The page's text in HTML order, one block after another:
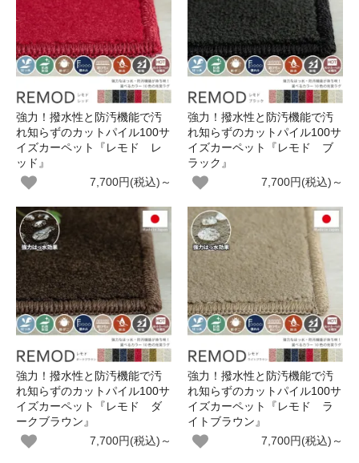
強力！撥水性と防汚機能で汚
れ知らずのカットパイル100サ
イズカーペット『レモド レ
ッド』
7,700円(税込)～
強力！撥水性と防汚機能で汚
れ知らずのカットパイル100サ
イズカーペット『レモド ブ
ラック』
7,700円(税込)～
強力！撥水性と防汚機能で汚
れ知らずのカットパイル100サ
イズカーペット『レモド ダ
ークブラウン』
7,700円(税込)～
強力！撥水性と防汚機能で汚
れ知らずのカットパイル100サ
イズカーペット『レモド ラ
イトブラウン』
7,700円(税込)～